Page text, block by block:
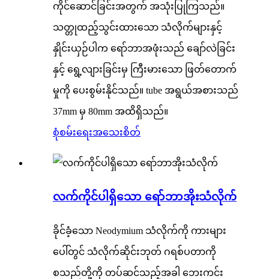
ကိုင်ဆောင်ခြင်းအတွက် အသုံးပြုကြသည်။
သတ္တုထည့်သွင်းထားသော သံလိုက်များနှင့်
နှိုင်းယှဉ်ပါက ရော်ဘာအဖုံးသည် ချော်လဲခြင်း
နှင့် ရွေ့လျားခြင်းမှ ကြီးမားသော ဖြတ်တောက်
မှုကို ပေးစွမ်းနိုင်သည်။ tube အရွယ်အစားသည်
37mm မှ 80mm အထိရှိသည်။
စုံစမ်းရေးအသေးစိတ်
လက်ကိုင်ပါရှိသော ရော်ဘာအိုးသံလိုက်
ခိုင်ခံ့သော Neodymium သံလိုက်ကို ကားများ
ပေါ်တွင် သံလိုက်ဆိုင်းဘုတ် ဂရစ်ပတာကို
စသည်တို့ကို တပ်ဆင်သည့်အခါ ဘေးကင်း